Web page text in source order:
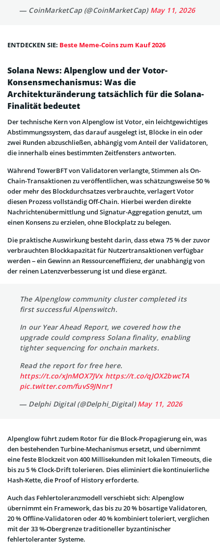
— CoinMarketCap (@CoinMarketCap) May 11, 2026
ENTDECKEN SIE: Beste Meme-Coins zum Kauf 2026
Solana News: Alpenglow und der Votor-
Konsensmechanismus: Was die
Architekturänderung tatsächlich für die Solana-
Finalität bedeutet
Der technische Kern von Alpenglow ist Votor, ein leichtgewichtiges
Abstimmungssystem, das darauf ausgelegt ist, Blöcke in ein oder
zwei Runden abzuschließen, abhängig vom Anteil der Validatoren,
die innerhalb eines bestimmten Zeitfensters antworten.
Während TowerBFT von Validatoren verlangte, Stimmen als On-
Chain-Transaktionen zu veröffentlichen, was schätzungsweise 50 %
oder mehr des Blockdurchsatzes verbrauchte, verlagert Votor
diesen Prozess vollständig Off-Chain. Hierbei werden direkte
Nachrichtenübermittlung und Signatur-Aggregation genutzt, um
einen Konsens zu erzielen, ohne Blockplatz zu belegen.
Die praktische Auswirkung besteht darin, dass etwa 75 % der zuvor
verbrauchten Blockkapazität für Nutzertransaktionen verfügbar
werden – ein Gewinn an Ressourceneffizienz, der unabhängig von
der reinen Latenzverbesserung ist und diese ergänzt.
The Alpenglow community cluster completed its
first successful Alpenswitch.
In our Year Ahead Report, we covered how the
upgrade could compress Solana finality, enabling
tighter sequencing for onchain markets.
Read the report for free here.
https://t.co/xJnMOX7JVx https://t.co/qJOX2bwcTA
pic.twitter.com/fuvS9JNnr1
— Delphi Digital (@Delphi_Digital)May 11, 2026
Alpenglow führt zudem Rotor für die Block-Propagierung ein, was
den bestehenden Turbine-Mechanismus ersetzt, und übernimmt
eine feste Blockzeit von 400 Millisekunden mit lokalen Timeouts, die
bis zu 5 % Clock-Drift tolerieren. Dies eliminiert die kontinuierliche
Hash-Kette, die Proof of History erforderte.
Auch das Fehlertoleranzmodell verschiebt sich: Alpenglow
übernimmt ein Framework, das bis zu 20 % bösartige Validatoren,
20 % Offline-Validatoren oder 40 % kombiniert toleriert, verglichen
mit der 33 %-Obergrenze traditioneller byzantinischer
fehlertoleranter Systeme.